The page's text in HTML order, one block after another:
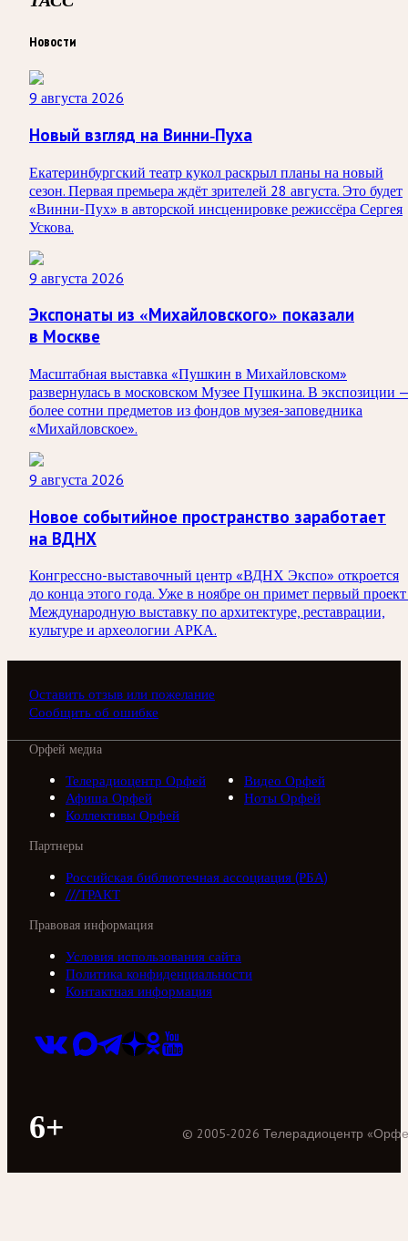
Новости
9 августа 2026
Новый взгляд на Винни-Пуха
Екатеринбургский театр кукол раскрыл планы на новый
сезон. Первая премьера ждёт зрителей 28 августа. Это будет
«Винни-Пух» в авторской инсценировке режиссёра Сергея
Ускова.
9 августа 2026
Экспонаты из «Михайловского» показали
в Москве
Масштабная выставка «Пушкин в Михайловском»
развернулась в московском Музее Пушкина. В экспозиции
более сотни предметов из фондов музея-заповедника
«Михайловское».
9 августа 2026
Новое событийное пространство заработает
на ВДНХ
Конгрессно-выставочный центр «ВДНХ Экспо» откроется
до конца этого года. Уже в ноябре он примет первый
Международную выставку по архитектуре, реставрации,
культуре и археологии АРКА.
Оставить отзыв или пожелание
Сообщить об ошибке
Орфей медиа
Телерадиоцентр Орфей
Видео Орфей
Афиша Орфей
Ноты Орфей
Коллективы Орфей
Партнеры
Российская библиотечная ассоциация (РБА)
///ТРАКТ
Правовая информация
Условия использования сайта
Политика конфиденциальности
Контактная информация
6+ © 2005-2026 Телерадиоцентр